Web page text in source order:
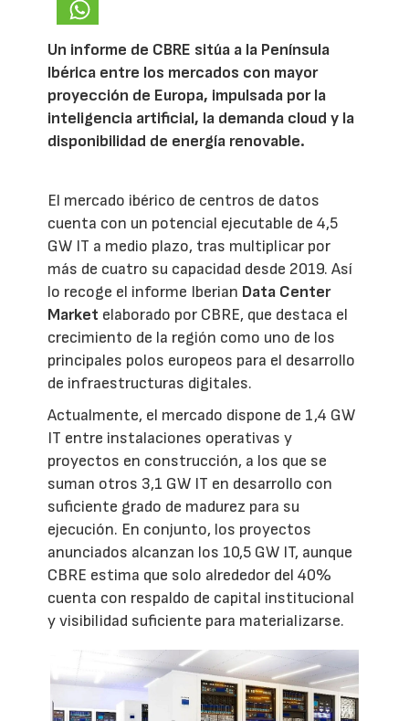
Un informe de CBRE sitúa a la Península
Ibérica entre los mercados con mayor
proyección de Europa, impulsada por la
inteligencia artificial, la demanda cloud y la
disponibilidad de energía renovable.
El mercado ibérico de centros de datos
cuenta con un potencial ejecutable de 4,5
GW IT a medio plazo, tras multiplicar por
más de cuatro su capacidad desde 2019. Así
lo recoge el informe Iberian Data Center
Market elaborado por CBRE, que destaca el
crecimiento de la región como uno de los
principales polos europeos para el desarrollo
de infraestructuras digitales.
Actualmente, el mercado dispone de 1,4 GW
IT entre instalaciones operativas y
proyectos en construcción, a los que se
suman otros 3,1 GW IT en desarrollo con
suficiente grado de madurez para su
ejecución. En conjunto, los proyectos
anunciados alcanzan los 10,5 GW IT, aunque
CBRE estima que solo alrededor del 40%
cuenta con respaldo de capital institucional
y visibilidad suficiente para materializarse.